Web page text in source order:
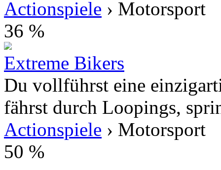
Actionspiele › Motorsport
36 %
Extreme Bikers
Du vollführst eine
fährst durch Loopings,
Actionspiele › Motorsport
50 %